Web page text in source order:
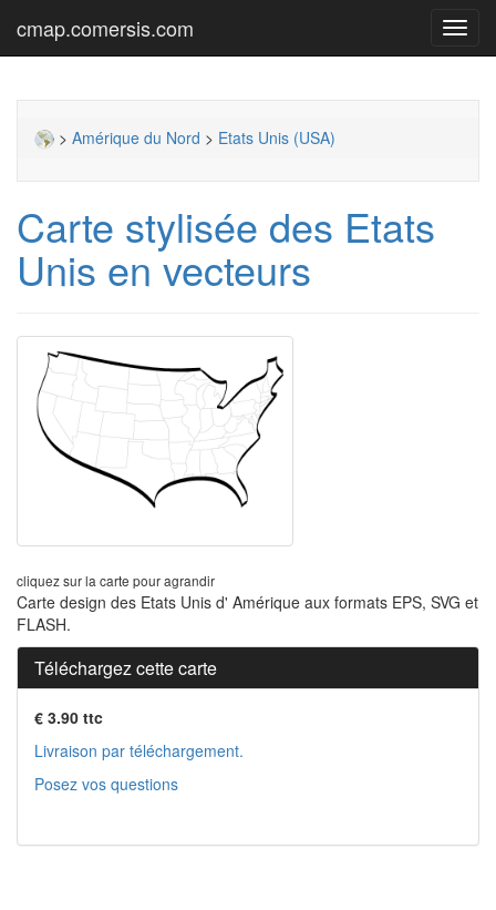
cmap.comersis.com
> Amérique du Nord > Etats Unis (USA)
Carte stylisée des Etats
Unis en vecteurs
cliquez sur la carte pour agrandir
Carte design des Etats Unis d' Amérique aux formats EPS, SVG et
FLASH.
Téléchargez cette carte
€ 3.90 ttc
Livraison par téléchargement.
Posez vos questions